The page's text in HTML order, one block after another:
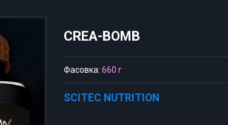
CREA-BOMB
Фасовка: 660 г
SCITEC NUTRITION